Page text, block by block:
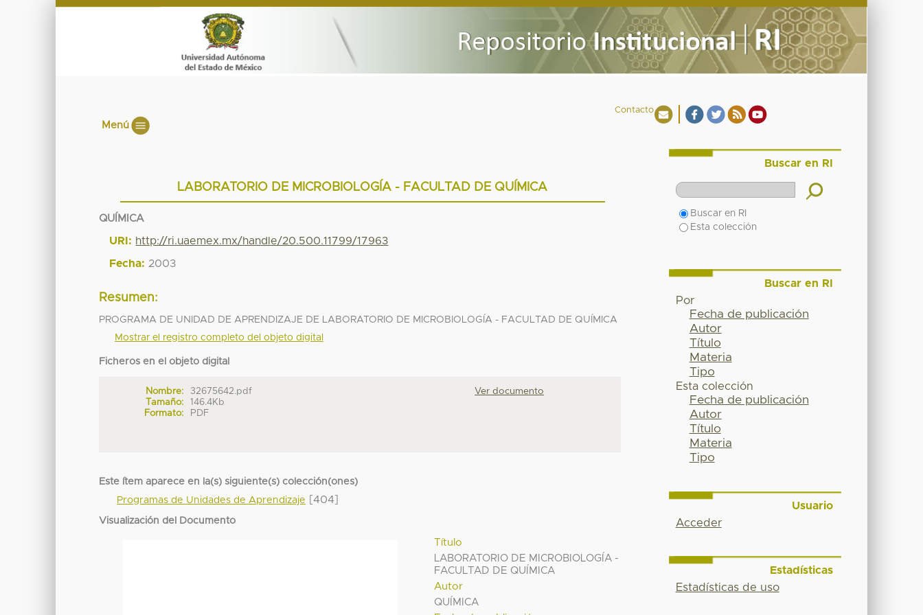
Contacto
Menú
LABORATORIO DE MICROBIOLOGÍA - FACULTAD DE QUÍMICA
QUÍMICA
URI: http://ri.uaemex.mx/handle/20.500.11799/17963
Fecha: 2003
Resumen:
PROGRAMA DE UNIDAD DE APRENDIZAJE DE LABORATORIO DE MICROBIOLOGÍA - FACULTAD DE QUÍMICA
Mostrar el registro completo del objeto digital
Ficheros en el objeto digital
Nombre:
32675642.pdf
Tamaño:
146.4Kb
Formato:
PDF
Ver documento
Este ítem aparece en la(s) siguiente(s) colección(ones)
Programas de Unidades de Aprendizaje
[404]
Visualización del Documento
Título
LABORATORIO DE MICROBIOLOGÍA -
FACULTAD DE QUÍMICA
Autor
QUÍMICA
Buscar en RI
Buscar en RI
Esta colección
Buscar en RI
Por
Fecha de publicación
Autor
Título
Materia
Tipo
Esta colección
Fecha de publicación
Autor
Título
Materia
Tipo
Usuario
Acceder
Estadísticas
Estadísticas de uso